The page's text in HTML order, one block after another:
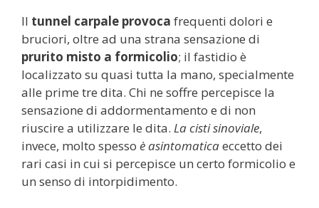
Il tunnel carpale provoca frequenti dolori e
bruciori, oltre ad una strana sensazione di
prurito misto a formicolio; il fastidio è
localizzato su quasi tutta la mano, specialmente
alle prime tre dita. Chi ne soffre percepisce la
sensazione di addormentamento e di non
riuscire a utilizzare le dita. La cisti sinoviale,
invece, molto spesso è asintomaticaeccetto dei
rari casi in cui si percepisce un certo formicolio e
un senso di intorpidimento.